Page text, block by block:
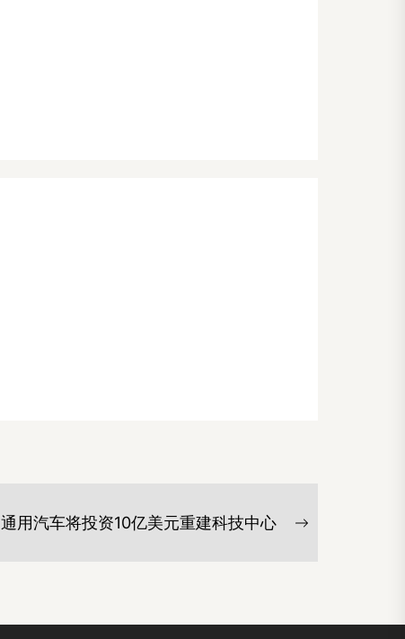
通用汽车将投资10亿美元重建科技中心